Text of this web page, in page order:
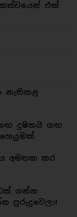
එක්
නැතිකළ
දුෂිතයි ගඟ
අමතක කර
ගන්න
පුරුදුවෙලා!